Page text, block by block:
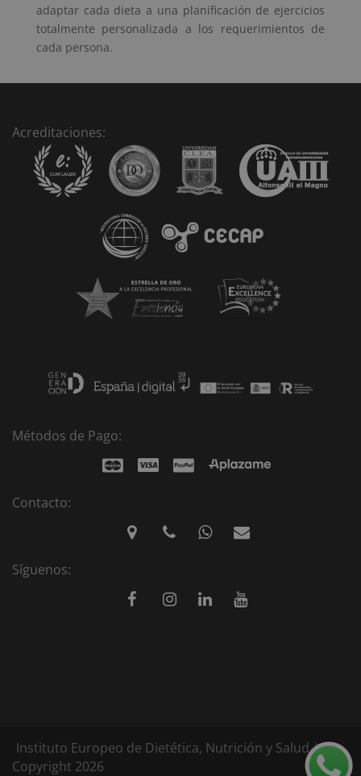
adaptar cada dieta a una planificación de ejercicios
totalmente personalizada a los requerimientos de
cada persona.
Acreditaciones:
Métodos de Pago:
Contacto:
Síguenos:
Instituto Europeo de Dietética, Nutrición y Salud |
Copyright 2026